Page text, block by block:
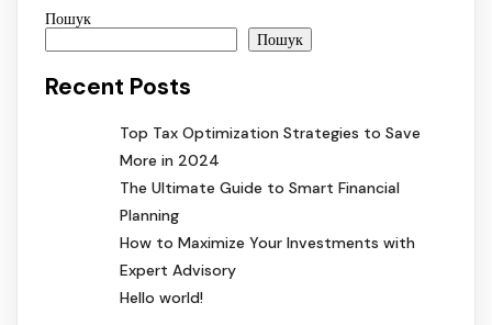
Пошук
Пошук
Recent Posts
Top Tax Optimization Strategies to Save
More in 2024
The Ultimate Guide to Smart Financial
Planning
How to Maximize Your Investments with
Expert Advisory
Hello world!